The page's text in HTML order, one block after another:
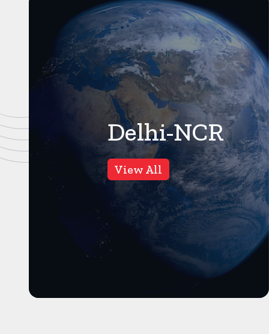
Delhi-NCR
View All
गाजियाबाद
66Views
वीडियो वायरल होने के बाद पुलिस
ने की जांच, नाले के पानी से केलों
को धोने की सच्चाई कुछ और है,
गाजियाबाद। करंट क्राइम।
गाजियाबाद से एक वीडियो वायरल हुआ
था, जिसमें नाले के पानी से केलों को ...